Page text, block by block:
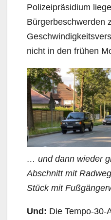
Polizeipräsidium
Bürgerbeschwerden
nicht in den frühen
… und dann wieder
Abschnitt mit
Stück mit
Und: Die Tempo-30-